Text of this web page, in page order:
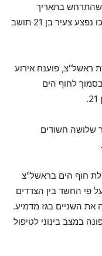
בתאריך
5/6/20 בסמוך לחוף הים בראשל"צ במהלכו נפצע צעיר בן 21 תושב
ראשל"צ, פוענח אירוע
לחוף הים
שלושה חשודים
חוף הים בראשל"צ
פי החשד בין הצדדים
את השניים בגז מדמיע.
במצב בינוני לטיפול